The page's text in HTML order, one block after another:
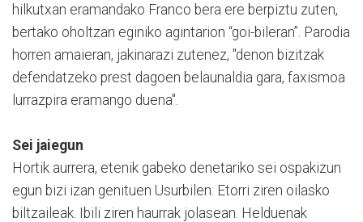
hilkutxan eramandako Franco bera ere berpiztu zuten,
bertako oholtzan eginiko agintarion “goi-bileran”. Parodia
horren amaieran, jakinarazi zutenez, "denon bizitzak
defendatzeko prest dagoen belaunaldia gara, faxismoa
lurrazpira eramango duena".
Sei jaiegun
Hortik aurrera, etenik gabeko denetariko sei ospakizun
egun bizi izan genituen Usurbilen. Etorri ziren oilasko
biltzaileak. Ibili ziren haurrak jolasean. Helduenak